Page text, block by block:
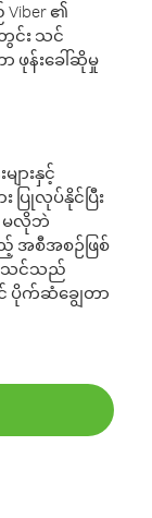
၏
င်း သင်
န်းခေါ်ဆိုမှု
ားနှင့်
ပြုလုပ်နိုင်ပြီး
မလိုဘဲ
အစီအစဉ်ဖြစ်
သင်သည်
င် ပိုက်ဆံချွေတာ